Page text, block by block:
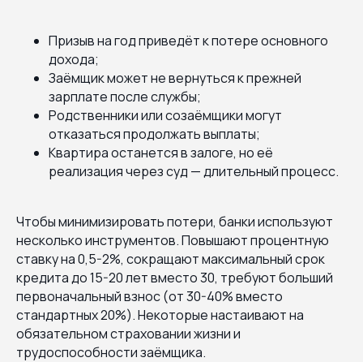
Призыв на год приведёт к потере основного
дохода;
Заёмщик может не вернуться к прежней
зарплате после службы;
Родственники или созаёмщики могут
отказаться продолжать выплаты;
Квартира останется в залоге, но её
реализация через суд — длительный процесс.
Чтобы минимизировать потери, банки используют
несколько инструментов. Повышают процентную
ставку на 0,5-2%, сокращают максимальный срок
кредита до 15-20 лет вместо 30, требуют больший
первоначальный взнос (от 30-40% вместо
стандартных 20%). Некоторые настаивают на
обязательном страховании жизни и
трудоспособности заёмщика.